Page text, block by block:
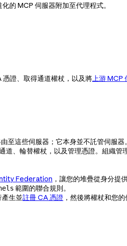
的 MCP 伺服器附加至代理程式。
證、取得通道權杖，以及將上游 MCP
至這些伺服器；它本身並不託管伺服器
道、輪替權杖，以及管理憑證。組織
Federation ，讓您的堆疊從身分提
範圍的聯合規則。
產生並註冊 CA 憑證 ，然後將權杖和您